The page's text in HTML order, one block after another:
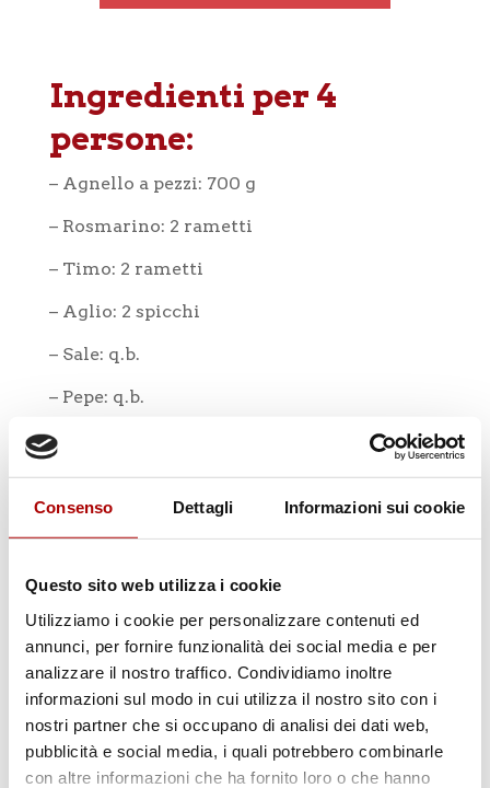
Consenso Dettagli Informazioni sui cookie
Questo sito web utilizza i cookie
Utilizziamo i cookie per personalizzare contenuti ed
annunci, per fornire funzionalità dei social media e per
analizzare il nostro traffico. Condividiamo inoltre
informazioni sul modo in cui utilizza il nostro sito con i
nostri partner che si occupano di analisi dei dati web,
pubblicità e social media, i quali potrebbero combinarle
con altre informazioni che ha fornito loro o che hanno
Ingredienti per 4
persone:
– Agnello a pezzi: 700 g
– Rosmarino: 2 rametti
– Timo: 2 rametti
– Aglio: 2 spicchi
– Sale: q.b.
– Pepe: q.b.
Fasi di preparazione:
Fasi di preparazione:
1. Prepara una marinata con rosmarino,
timo, aglio tritato, sale e pepe.
2. Immergi la carne nelle erbette
aromatiche preparate e lasciale riposare
per almeno 2 ore.